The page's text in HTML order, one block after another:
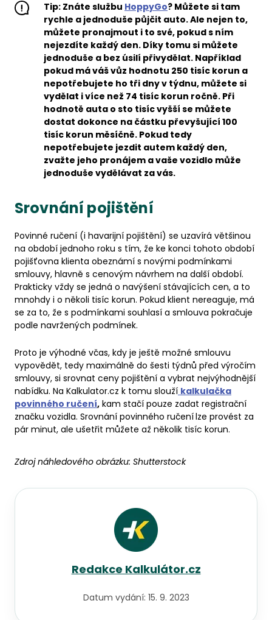
Tip: Znáte službu HoppyGo? Můžete si tam
rychle a jednoduše půjčit auto. Ale nejen to,
můžete pronajmout i to své, pokud s ním
nejezdíte každý den. Díky tomu si můžete
jednoduše a bez úsilí přivydělat. Například
pokud má váš vůz hodnotu 250 tisíc korun a
nepotřebujete ho tři dny v týdnu, můžete si
vydělat i více než 74 tisíc korun ročně. Při
hodnotě auta o sto tisíc vyšší se můžete
dostat dokonce na částku převyšující 100
tisíc korun měsíčně. Pokud tedy
nepotřebujete jezdit autem každý den,
zvažte jeho pronájem a vaše vozidlo může
jednoduše vydělávat za vás.
Srovnání pojištění
Povinné ručení (i havarijní pojištění) se uzavírá většinou
na období jednoho roku s tím, že ke konci tohoto období
pojišťovna klienta obeznámí s novými podmínkami
smlouvy, hlavně s cenovým návrhem na další období.
Prakticky vždy se jedná o navýšení stávajících cen, a to
mnohdy i o několi tisíc korun. Pokud klient nereaguje, má
se za to, že s podmínkami souhlasí a smlouva pokračuje
podle navržených podmínek.
Proto je výhodné včas, kdy je ještě možné smlouvu
vypovědět, tedy maximálně do šesti týdnů před výročím
smlouvy, si srovnat ceny pojištění a vybrat nejvýhodnější
nabídku. Na Kalkulator.cz k tomu slouží kalkulačka
povinného ručení, kam stačí pouze zadat registrační
značku vozidla. Srovnání povinného ručenílze provést za
pár minut, ale ušetřit můžete až několik tisíc korun.
Zdroj náhledového obrázku: Shutterstock
Redakce Kalkulátor.cz
Datum vydání: 15. 9. 2023